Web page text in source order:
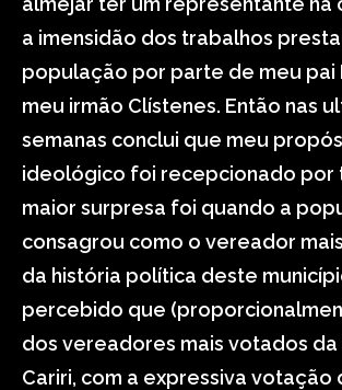
a imensidão dos trabalhos
população por parte de meu pai
meu irmão Clístenes. Então nas
semanas conclui que meu
ideológico foi recepcionado por
maior surpresa foi quando a
consagrou como o vereador
da história política deste
percebido que
dos vereadores mais votados da
Cariri, com a expressiva votação